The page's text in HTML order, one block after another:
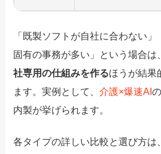
「既製ソフトが自社に合わない
固有の事務が多い」という場合は、
社専用の仕組みを作るほうが結果
ます。実例として、介護×爆速AI
内製が挙げられます。
各タイプの詳しい比較と選び方は